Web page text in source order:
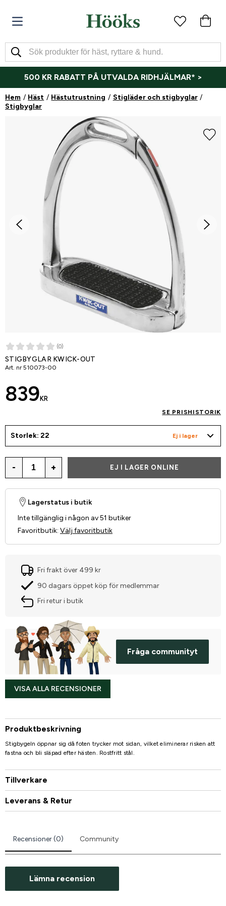
500 KR RABATT PÅ UTVALDA RIDHJÄLMAR* >
Hem Häst Hästutrustning
Stigläder och stigbyglar
Stigbyglar
(0)
STIGBYGLAR KWICK-OUT
Art. nr 510073-00
839 KR
SE PRISHISTORIK
Storlek: 22 Ej i lager
- + EJ I LAGER ONLINE
Lagerstatus i butik
Inte tillgänglig i någon av 51 butiker
Favoritbutik: Välj favoritbutik
Fri frakt över 499 kr
90 dagars öppet köp för medlemmar
Fri retur i butik
Fråga communityt
VISA ALLA RECENSIONER
Produktbeskrivning
Stigbygeln öppnar sig då foten trycker mot sidan, vilket eliminerar risken att
fastna och bli släpad efter hästen. Rostfritt stål.
Tillverkare
Leverans & Retur
Recensioner (0) Community
Lämna recension